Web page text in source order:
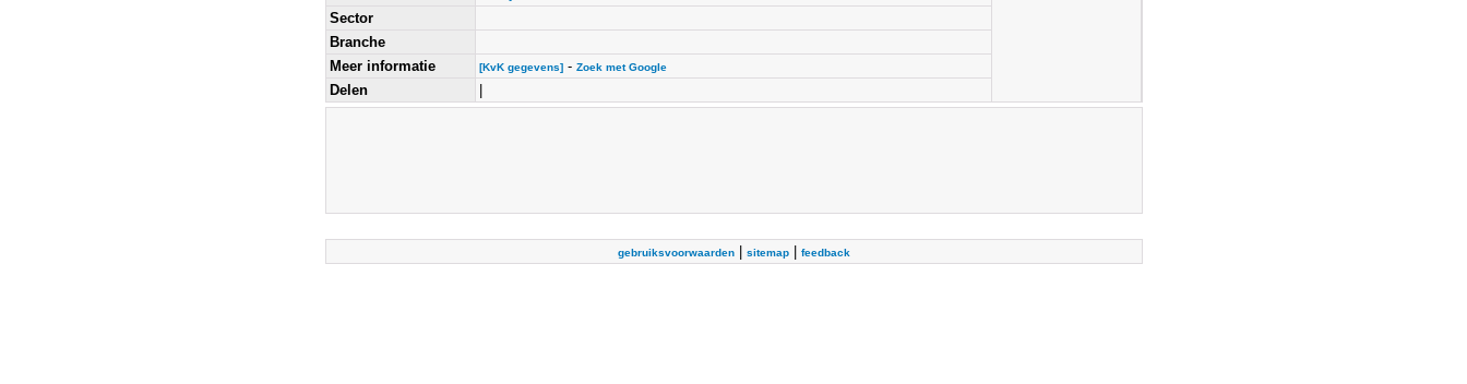
Sector
Branche
Meer informatie
[KvK gegevens]- Zoek met Google
Delen
gebruiksvoorwaarden| sitemap| feedback